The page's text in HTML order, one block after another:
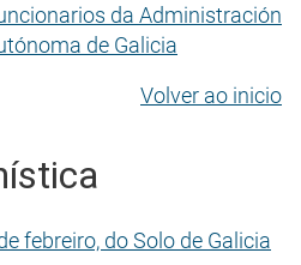
da Administración
de Galicia
Volver ao inicio
febreiro, do Solo de Galicia